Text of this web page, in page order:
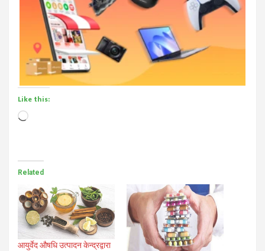
Like this:
Loading…
Related
आयुर्वेद औषधि उत्पादन केन्द्रद्वारा